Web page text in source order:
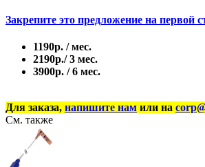
Закрепите это предложение на первой
1190р. / мес.
2190р./ 3 мес.
3900р. / 6 мес.
Для заказа, напишите нам или на
См. также